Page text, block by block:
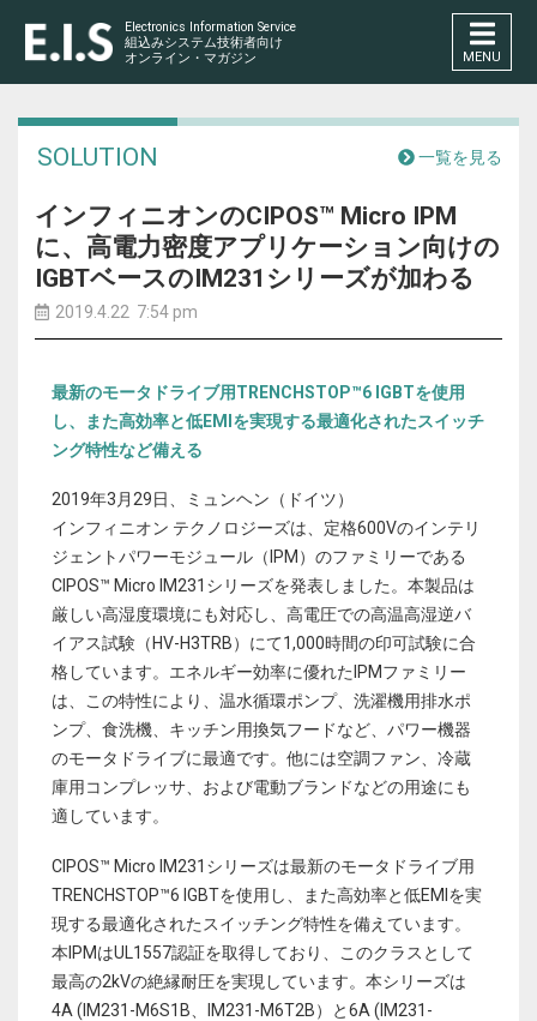
Electronics Information Service
組込みシステム技術者向け
オンライン・マガジン
MENU
SOLUTION 一覧を見る
インフィニオンのCIPOS™ Micro IPM
に、高電力密度アプリケーション向けの
IGBTベースのIM231シリーズが加わる
2019.4.22 7:54 pm
最新のモータドライブ用TRENCHSTOP™6 IGBTを使用
し、また高効率と低EMIを実現する最適化されたスイッチ
ング特性など備える
2019年3月29日、ミュンヘン（ドイツ）
インフィニオン テクノロジーズは、定格600Vのインテリ
ジェントパワーモジュール（IPM）のファミリーである
CIPOS™ Micro IM231シリーズを発表しました。本製品は
厳しい高湿度環境にも対応し、高電圧での高温高湿逆バ
イアス試験（HV-H3TRB）にて1,000時間の印可試験に合
格しています。エネルギー効率に優れたIPMファミリー
は、この特性により、温水循環ポンプ、洗濯機用排水ポ
ンプ、食洗機、キッチン用換気フードなど、パワー機器
のモータドライブに最適です。他には空調ファン、冷蔵
庫用コンプレッサ、および電動ブランドなどの用途にも
適しています。
CIPOS™ Micro IM231シリーズは最新のモータドライブ用
TRENCHSTOP™6 IGBTを使用し、また高効率と低EMIを実
現する最適化されたスイッチング特性を備えています。
本IPMはUL1557認証を取得しており、このクラスとして
最高の2kVの絶縁耐圧を実現しています。本シリーズは
4A (IM231-M6S1B、IM231-M6T2B）と6A (IM231-